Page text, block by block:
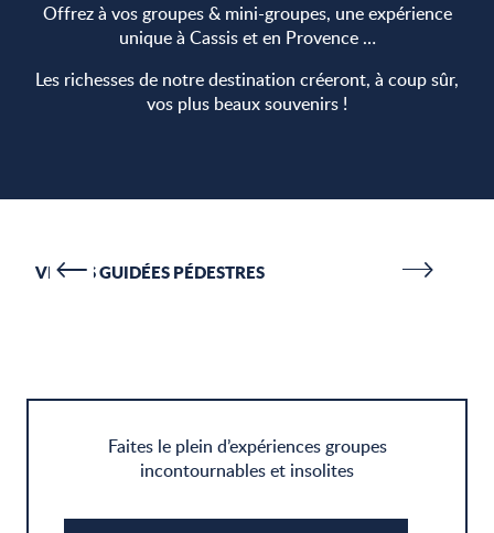
Offrez à vos groupes & mini-groupes, une expérience
unique à Cassis et en Provence …
Les richesses de notre destination créeront, à coup sûr,
vos plus beaux souvenirs !
VISITES GUIDÉES PÉDESTRES
Faites le plein d’expériences groupes
incontournables et insolites